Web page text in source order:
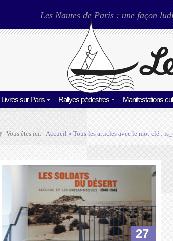
Les Nautes de Paris : une façon
Livres sur Paris Rallyes pédestres Manifestations
Vous êtes ici: Accueil» Tous les articles avec le mot-clé :
27